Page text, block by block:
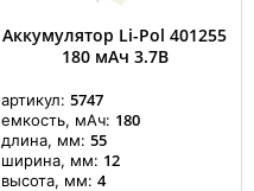
Аккумулятор Li-Pol 401255
180 мАч 3.7В
артикул: 5747
емкость, мАч: 180
длина, мм: 55
ширина, мм: 12
высота, мм: 4